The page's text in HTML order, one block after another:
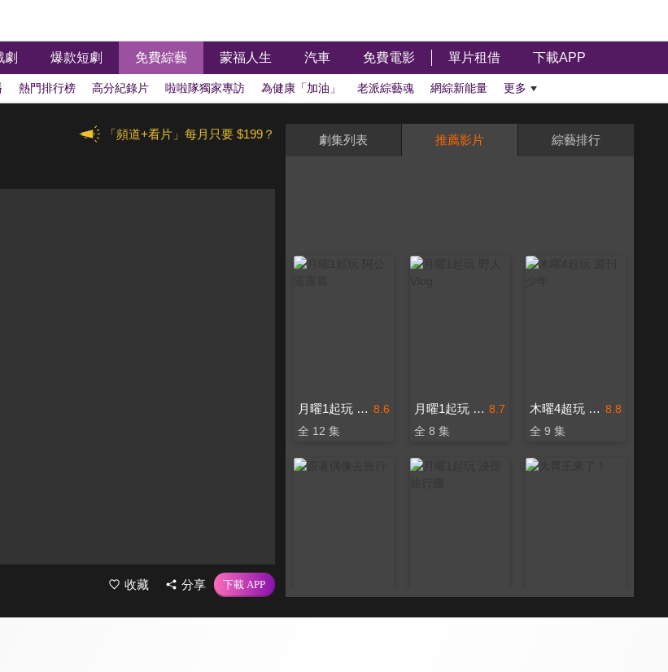
劇 爆款短劇 免費綜藝 蒙福人生 汽車 免費電影 單片租借 下載APP
熱門排行榜 高分紀錄片 啦啦隊獨家專訪 為健康「加油」 老派綜藝魂 網綜新能量 更多
「頻道+看片」每月只要 $199？
收藏 分享
劇集列表 推薦影片 綜藝排行
8.6
月曜1起玩 阿公逼露葛
全 12 集
8.7
月曜1起玩 野人Vlog
全 8 集
8.8
木曜4超玩 週刊少年
全 9 集